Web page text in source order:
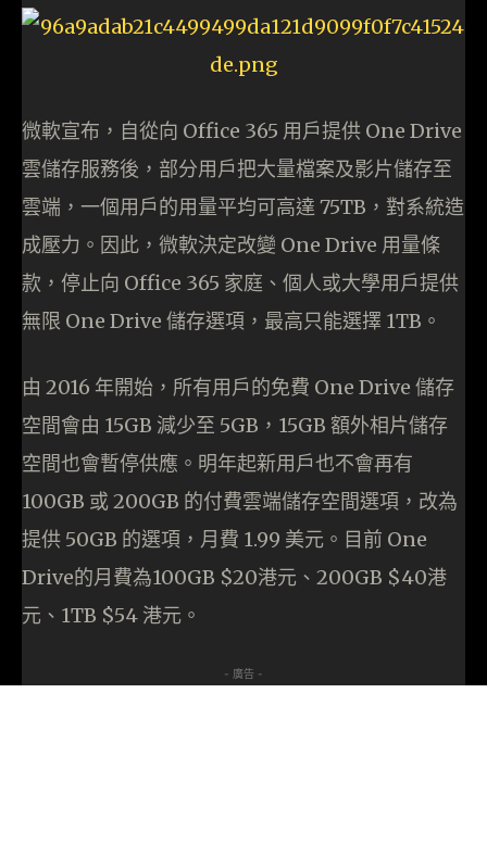
微軟宣布，自從向 Office 365 用戶提供 One Drive
雲儲存服務後，部分用戶把大量檔案及影片儲存至
雲端，一個用戶的用量平均可高達 75TB，對系統造
成壓力。因此，微軟決定改變 One Drive 用量條
款，停止向 Office 365 家庭、個人或大學用戶提供
無限 One Drive 儲存選項，最高只能選擇 1TB。
由 2016 年開始，所有用戶的免費 One Drive 儲存
空間會由 15GB 減少至 5GB，15GB 額外相片儲存
空間也會暫停供應。明年起新用戶也不會再有
100GB 或 200GB 的付費雲端儲存空間選項，改為
提供 50GB 的選項，月費 1.99 美元。目前 One
Drive的月費為100GB $20港元、200GB $40港
元、1TB $54 港元。
- 廣告 -